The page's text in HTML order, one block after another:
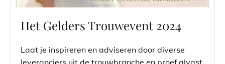
Het Gelders Trouwevent 2024
Laat je inspireren en adviseren door diverse
leveranciers uit de trouwbranche en proef alvast